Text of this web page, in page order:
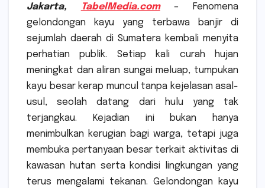
Jakarta, TabelMedia.com–
Fenomena
gelondongan kayu yang terbawa banjir di
sejumlah daerah di Sumatera kembali menyita
perhatian publik. Setiap kali curah hujan
meningkat dan aliran sungai meluap, tumpukan
kayu besar kerap muncul tanpa kejelasan asal-
usul, seolah datang dari hulu yang tak
terjangkau. Kejadian ini bukan hanya
menimbulkan kerugian bagi warga, tetapi juga
membuka pertanyaan besar terkait aktivitas di
kawasan hutan serta kondisi lingkungan yang
terus mengalami tekanan. Gelondongan kayu